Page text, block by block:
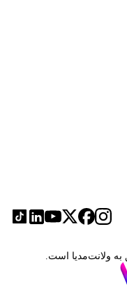
به ولانت‌مدیا است.